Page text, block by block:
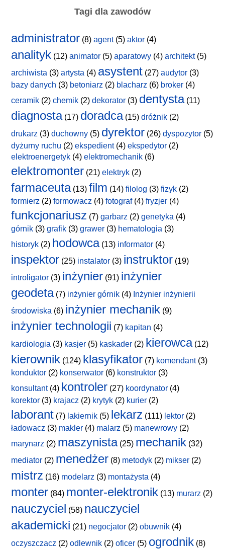
Tagi dla zawodów
administrator (8) agent(5) aktor (4)
analityk (12) animator (5) aparatowy (4) architekt(5)
archiwista (3) artysta (4) asystent (27) audytor (3)
bazy danych (3) betoniarz (2) blacharz (6) broker (4)
ceramik (2) chemik (2) dekorator (3) dentysta(11)
diagnosta(17) doradca(15) dróżnik (2)
drukarz (3) duchowny (5) dyrektor (26) dyspozytor (5)
dyżurny ruchu (2) ekspedient(4) ekspedytor (2)
elektroenergetyk (4) elektromechanik (6)
elektromonter (21) elektryk (2)
farmaceuta(13) film (14) filolog (3) fizyk (2)
formierz (2) formowacz (4) fotograf(4) fryzjer (4)
funkcjonariusz (7) garbarz (2) genetyka (4)
górnik (3) grafik (3) grawer (3) hematologia (3)
historyk (2) hodowca(13) informator (4)
inspektor (25) instalator (3) instruktor (19)
introligator (3) inżynier (91) inżynier
geodeta(7) inżynier górnik (4) Inżynier inżynierii
środowiska (6) inżynier mechanik (9)
inżynier technologii (7) kapitan (4)
kardiologia (3) kasjer (5) kaskader (2) kierowca(12)
kierownik (124) klasyfikator (7) komendant(3)
konduktor (2) konserwator (6) konstruktor (3)
konsultant(4) kontroler (27) koordynator (4)
korektor (3) krajacz (2) krytyk (2) kurier (2)
laborant (7) lakiernik (5) lekarz (111) lektor (2)
ładowacz (3) makler (4) malarz (5) manewrowy (2)
marynarz (2) maszynista(25) mechanik (32)
mediator (2) menedżer (8) metodyk (2) mikser (2)
mistrz (16) modelarz (3) montażysta (4)
monter (84) monter-elektronik (13) murarz (2)
nauczyciel (58) nauczyciel
akademicki (21) negocjator (2) obuwnik (4)
oczyszczacz (2) odlewnik (2) oficer (5) ogrodnik (8)